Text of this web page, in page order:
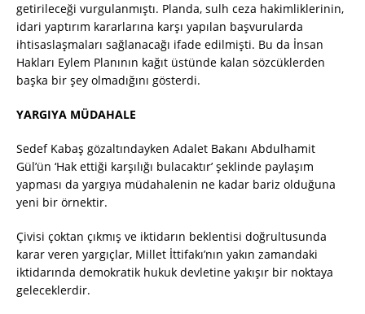
getirileceği vurgulanmıştı. Planda, sulh ceza hakimliklerinin,
idari yaptırım kararlarına karşı yapılan başvurularda
ihtisaslaşmaları sağlanacağı ifade edilmişti. Bu da İnsan
Hakları Eylem Planının kağıt üstünde kalan sözcüklerden
başka bir şey olmadığını gösterdi.
YARGIYA MÜDAHALE
Sedef Kabaş gözaltındayken Adalet Bakanı Abdulhamit
Gül’ün ‘Hak ettiği karşılığı bulacaktır’ şeklinde paylaşım
yapması da yargıya müdahalenin ne kadar bariz olduğuna
yeni bir örnektir.
Çivisi çoktan çıkmış ve iktidarın beklentisi doğrultusunda
karar veren yargıçlar, Millet İttifakı’nın yakın zamandaki
iktidarında demokratik hukuk devletine yakışır bir noktaya
geleceklerdir.